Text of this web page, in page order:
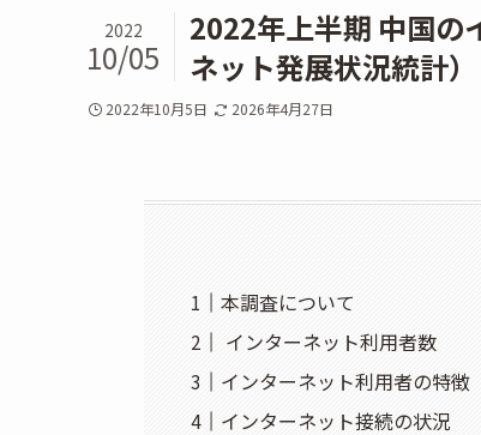
2022年上半期 中国の
ネット発展状況統計）
2022
10/05
2022年10月5日 2026年4月27日
本調査について
インターネット利用者数
インターネット利用者の特徴
インターネット接続の状況